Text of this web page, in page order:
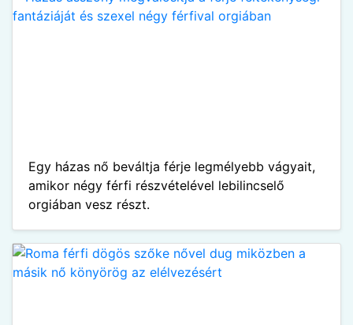
Egy házas nő beváltja férje legmélyebb vágyait,
amikor négy férfi részvételével lebilincselő
orgiában vesz részt.